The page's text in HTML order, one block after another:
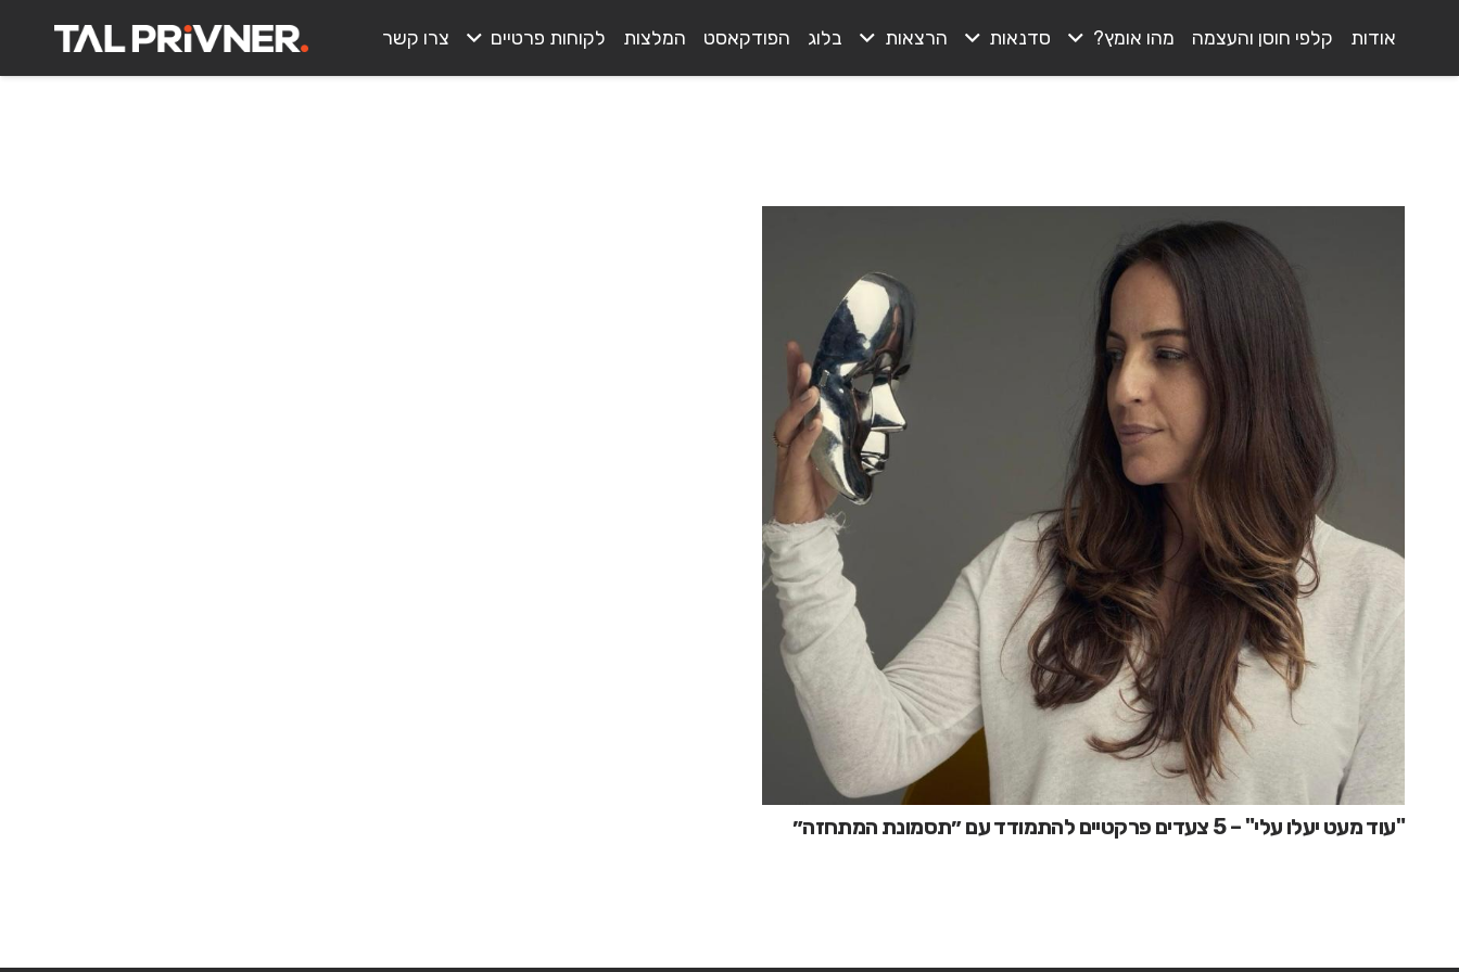
אודות קלפי חוסן והעצמה מהו אומץ? סדנאות הרצאות בלוג הפודקאסט המלצות לקוחות פרטיים צרו קשר
"עוד מעט יעלו עלי" – 5 צעדים פרקטיים להתמודד עם ״תסמונת המתחזה״